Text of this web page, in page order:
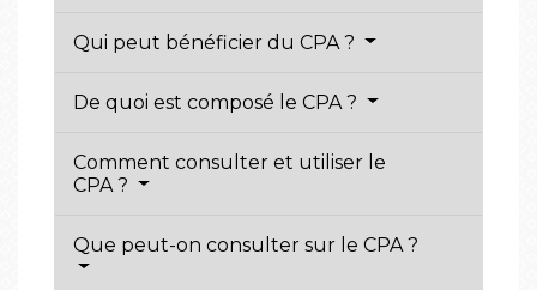
Qui peut bénéficier du CPA ?
De quoi est composé le CPA ?
Comment consulter et utiliser le
CPA ?
Que peut-on consulter sur le CPA ?